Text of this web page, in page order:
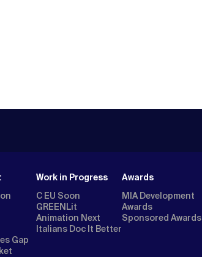
Gap
Work in Progress
C EU Soon
GREENLit
Animation Next
Italians Doc It Better
Awards
MIA Development
Awards
Sponsored Awards